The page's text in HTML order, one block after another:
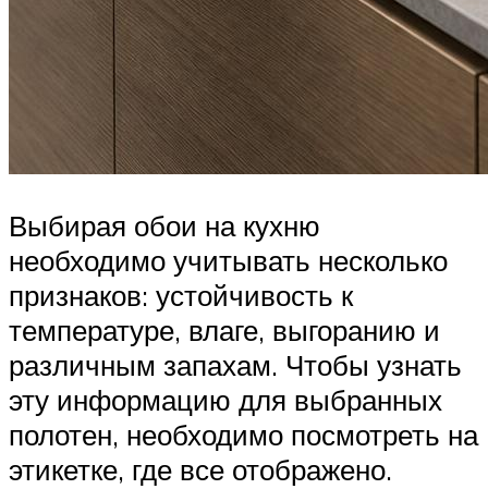
Выбирая обои на кухню
необходимо учитывать несколько
признаков: устойчивость к
температуре, влаге, выгоранию и
различным запахам. Чтобы узнать
эту информацию для выбранных
полотен, необходимо посмотреть на
этикетке, где все отображено.